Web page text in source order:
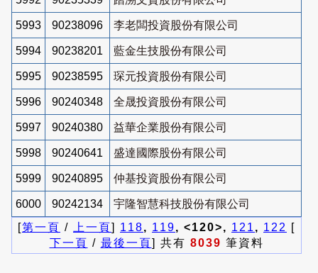
5993 90238096 李老闆投資股份有限公司
5994 90238201 藍金生技股份有限公司
5995 90238595 琛元投資股份有限公司
5996 90240348 全晟投資股份有限公司
5997 90240380 益華企業股份有限公司
5998 90240641 盛達國際股份有限公司
5999 90240895 仲基投資股份有限公司
6000 90242134
宇隆智慧科技股份有限公司
[第一頁 / 上一頁] 118, 119, <120>, 121 , 122
[
下一頁 / 最後一頁] 共有 8039 筆資料